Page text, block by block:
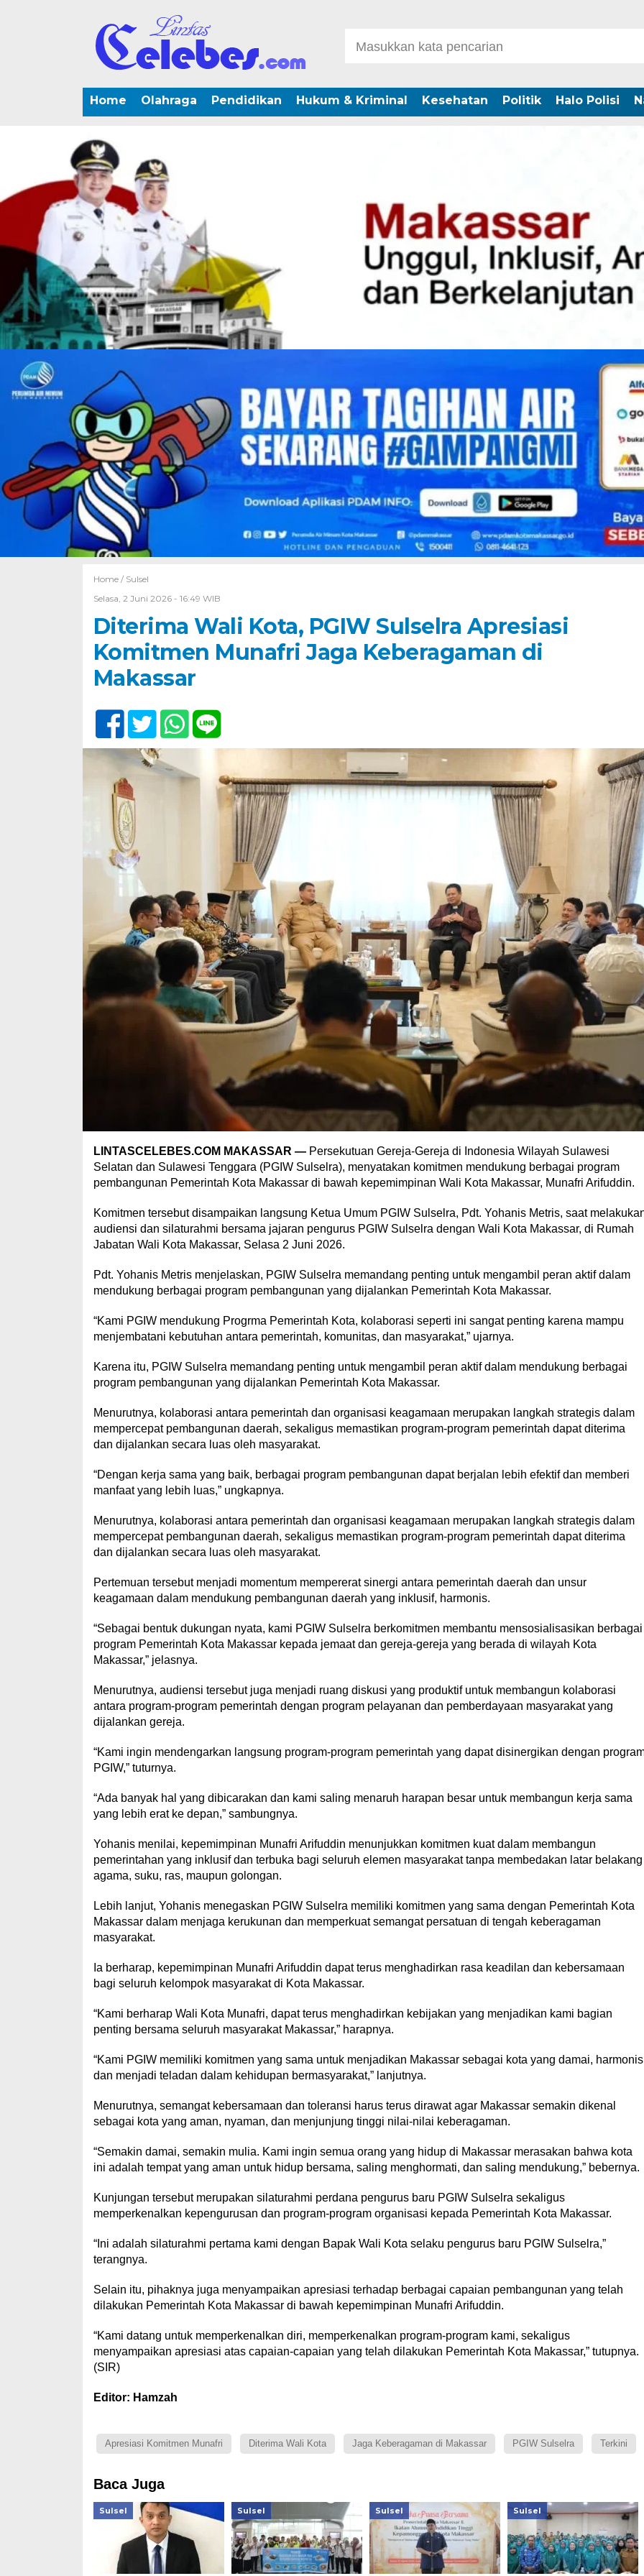
Home Olahraga Pendidikan Hukum & Kriminal Kesehatan Politik Halo Polisi
Home / Sulsel
Selasa, 2 Juni 2026 - 16:49 WIB
Diterima Wali Kota, PGIW Sulselra Apresiasi
Komitmen Munafri Jaga Keberagaman di
Makassar
LINTASCELEBES.COM MAKASSAR —Persekutuan Gereja-Gereja di Indonesia Wilayah Sulawesi
Selatan dan Sulawesi Tenggara (PGIW Sulselra), menyatakan komitmen mendukung berbagai program
pembangunan Pemerintah Kota Makassar di bawah kepemimpinan Wali Kota Makassar, Munafri Arifuddin.
Komitmen tersebut disampaikan langsung Ketua Umum PGIW Sulselra, Pdt. Yohanis Metris, saat
audiensi dan silaturahmi bersama jajaran pengurus PGIW Sulselra dengan Wali Kota Makassar, di Rumah
Jabatan Wali Kota Makassar, Selasa 2 Juni 2026.
Pdt. Yohanis Metris menjelaskan, PGIW Sulselra memandang penting untuk mengambil peran aktif dalam
mendukung berbagai program pembangunan yang dijalankan Pemerintah Kota Makassar.
“Kami PGIW mendukung Progrma Pemerintah Kota, kolaborasi seperti ini sangat penting karena mampu
menjembatani kebutuhan antara pemerintah, komunitas, dan masyarakat,” ujarnya.
Karena itu, PGIW Sulselra memandang penting untuk mengambil peran aktif dalam mendukung berbagai
program pembangunan yang dijalankan Pemerintah Kota Makassar.
Menurutnya, kolaborasi antara pemerintah dan organisasi keagamaan merupakan langkah strategis dalam
mempercepat pembangunan daerah, sekaligus memastikan program-program pemerintah dapat diterima
dan dijalankan secara luas oleh masyarakat.
“Dengan kerja sama yang baik, berbagai program pembangunan dapat berjalan lebih efektif dan memberi
manfaat yang lebih luas,” ungkapnya.
Menurutnya, kolaborasi antara pemerintah dan organisasi keagamaan merupakan langkah strategis dalam
mempercepat pembangunan daerah, sekaligus memastikan program-program pemerintah dapat diterima
dan dijalankan secara luas oleh masyarakat.
Pertemuan tersebut menjadi momentum mempererat sinergi antara pemerintah daerah dan unsur
keagamaan dalam mendukung pembangunan daerah yang inklusif, harmonis.
“Sebagai bentuk dukungan nyata, kami PGIW Sulselra berkomitmen membantu mensosialisasikan berbagai
program Pemerintah Kota Makassar kepada jemaat dan gereja-gereja yang berada di wilayah Kota
Makassar,” jelasnya.
Menurutnya, audiensi tersebut juga menjadi ruang diskusi yang produktif untuk membangun kolaborasi
antara program-program pemerintah dengan program pelayanan dan pemberdayaan masyarakat yang
dijalankan gereja.
“Kami ingin mendengarkan langsung program-program pemerintah yang dapat disinergikan dengan
PGIW,” tuturnya.
“Ada banyak hal yang dibicarakan dan kami saling menaruh harapan besar untuk membangun kerja sama
yang lebih erat ke depan,” sambungnya.
Yohanis menilai, kepemimpinan Munafri Arifuddin menunjukkan komitmen kuat dalam membangun
pemerintahan yang inklusif dan terbuka bagi seluruh elemen masyarakat tanpa membedakan latar belakang
agama, suku, ras, maupun golongan.
Lebih lanjut, Yohanis menegaskan PGIW Sulselra memiliki komitmen yang sama dengan Pemerintah Kota
Makassar dalam menjaga kerukunan dan memperkuat semangat persatuan di tengah keberagaman
masyarakat.
Ia berharap, kepemimpinan Munafri Arifuddin dapat terus menghadirkan rasa keadilan dan kebersamaan
bagi seluruh kelompok masyarakat di Kota Makassar.
“Kami berharap Wali Kota Munafri, dapat terus menghadirkan kebijakan yang menjadikan kami bagian
penting bersama seluruh masyarakat Makassar,” harapnya.
“Kami PGIW memiliki komitmen yang sama untuk menjadikan Makassar sebagai kota yang damai,
dan menjadi teladan dalam kehidupan bermasyarakat,” lanjutnya.
Menurutnya, semangat kebersamaan dan toleransi harus terus dirawat agar Makassar semakin dikenal
sebagai kota yang aman, nyaman, dan menjunjung tinggi nilai-nilai keberagaman.
“Semakin damai, semakin mulia. Kami ingin semua orang yang hidup di Makassar merasakan bahwa kota
ini adalah tempat yang aman untuk hidup bersama, saling menghormati, dan saling mendukung,” bebernya.
Kunjungan tersebut merupakan silaturahmi perdana pengurus baru PGIW Sulselra sekaligus
memperkenalkan kepengurusan dan program-program organisasi kepada Pemerintah Kota Makassar.
“Ini adalah silaturahmi pertama kami dengan Bapak Wali Kota selaku pengurus baru PGIW Sulselra,”
terangnya.
Selain itu, pihaknya juga menyampaikan apresiasi terhadap berbagai capaian pembangunan yang telah
dilakukan Pemerintah Kota Makassar di bawah kepemimpinan Munafri Arifuddin.
“Kami datang untuk memperkenalkan diri, memperkenalkan program-program kami, sekaligus
menyampaikan apresiasi atas capaian-capaian yang telah dilakukan Pemerintah Kota Makassar,” tutupnya.
(SIR)
Editor: Hamzah
Apresiasi Komitmen Munafri Diterima Wali Kota Jaga Keberagaman di Makassar PGIW Sulselra Terkini
Baca Juga
Sulsel Sulsel Sulsel Sulsel